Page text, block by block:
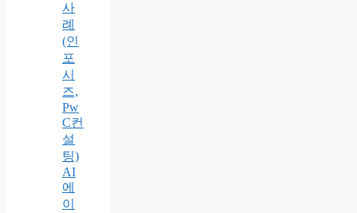
사
례
(인
포
시
즈,
Pw
C컨
설
팅)
AI
에
이